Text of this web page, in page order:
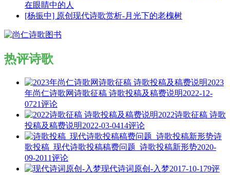
在眼睛中的人
[杨振中] 原创现代诗歌赏析-月光下的老槐树
热评诗歌
2023
年尚仁诗歌网诗歌征稿 诗歌投稿及稿费说明2022-12-
0721评论
2022诗歌征稿 诗歌
投稿及稿费说明2022-03-0414评论
诗
歌投稿_现代诗歌投稿稿费问题_诗歌投稿新形势2020-
09-2011评论
现代诗词原创-入梦2017-10-179评